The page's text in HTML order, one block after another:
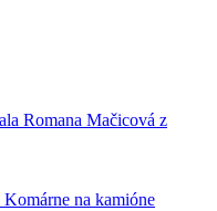
Romana Mačicová z
na kamióne